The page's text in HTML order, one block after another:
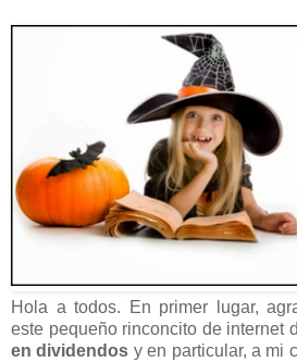
Hola a todos. En primer lugar,
este pequeño rinconcito de internet
en dividendos y en particular, a mi